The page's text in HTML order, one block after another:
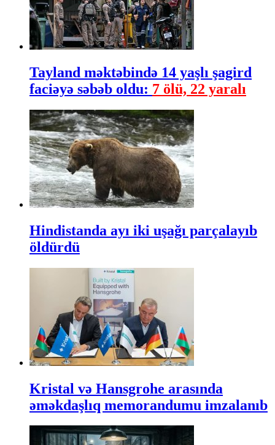
Tayland məktəbində 14 yaşlı şagird
faciəyə səbəb oldu: 7 ölü, 22 yaralı
Hindistanda ayı iki uşağı parçalayıb
öldürdü
Kristal və Hansgrohe arasında
əməkdaşlıq memorandumu imzalanıb